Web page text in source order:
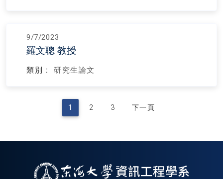
9/7/2023
羅文聰 教授
類別 : 研究生論文
1 2 3 下一頁